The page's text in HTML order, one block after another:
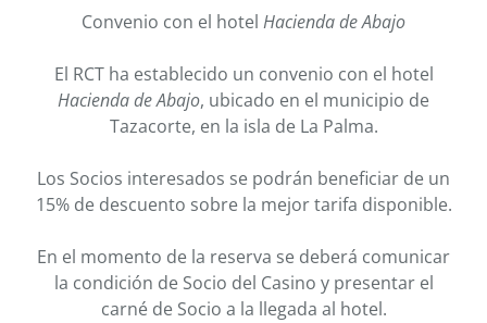
Convenio con el hotel Hacienda de Abajo
El RCT ha establecido un convenio con el hotel
Hacienda de Abajo, ubicado en el municipio de
Tazacorte, en la isla de La Palma.
Los Socios interesados se podrán beneficiar de un
15% de descuento sobre la mejor tarifa disponible.
En el momento de la reserva se deberá comunicar
la condición de Socio del Casino y presentar el
carné de Socio a la llegada al hotel.